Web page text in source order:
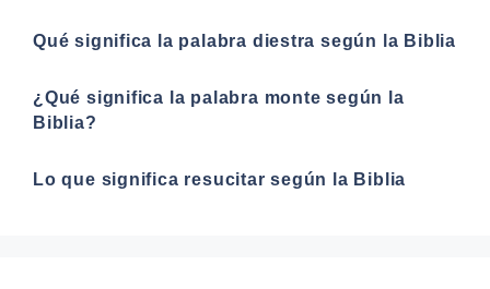
Qué significa la palabra diestra según la Biblia
¿Qué significa la palabra monte según la
Biblia?
Lo que significa resucitar según la Biblia